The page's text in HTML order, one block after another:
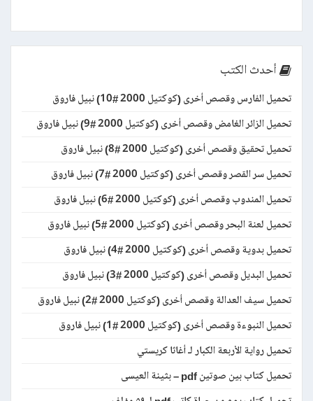
أحدث الكتب
تحميل الفارس وقصص أخرى (كوكتيل 2000 #10) نبيل فاروق
تحميل الزائر الغامض وقصص أخرى (كوكتيل 2000 #9) نبيل فاروق
تحميل تحقيق وقصص أخرى (كوكتيل 2000 #8) نبيل فاروق
تحميل سر القصر وقصص أخرى (كوكتيل 2000 #7) نبيل فاروق
تحميل المندوب وقصص أخرى (كوكتيل 2000 #6) نبيل فاروق
تحميل لعنة البحر وقصص أخرى (كوكتيل 2000 #5) نبيل فاروق
تحميل بدوية وقصص أخرى (كوكتيل 2000 #4) نبيل فاروق
تحميل البديل وقصص أخرى (كوكتيل 2000 #3) نبيل فاروق
تحميل سيف العدالة وقصص أخرى (كوكتيل 2000 #2) نبيل فاروق
تحميل النبوءة وقصص أخرى (كوكتيل 2000 #1) نبيل فاروق
تحميل رواية الأربعة الكبار لـ أغاثا كريستي
تحميل كتاب بين صوتين pdf – بثينة العيسى